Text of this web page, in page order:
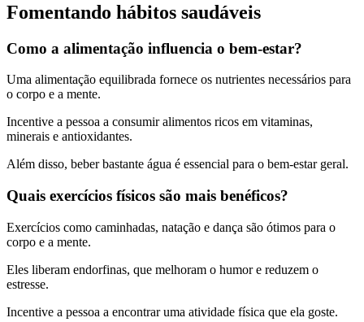
Fomentando hábitos saudáveis
Como a alimentação influencia o bem-estar?
Uma alimentação equilibrada fornece os nutrientes necessários para
o corpo e a mente.
Incentive a pessoa a consumir alimentos ricos em vitaminas,
minerais e antioxidantes.
Além disso, beber bastante água é essencial para o bem-estar geral.
Quais exercícios físicos são mais benéficos?
Exercícios como caminhadas, natação e dança são ótimos para o
corpo e a mente.
Eles liberam endorfinas, que melhoram o humor e reduzem o
estresse.
Incentive a pessoa a encontrar uma atividade física que ela goste.